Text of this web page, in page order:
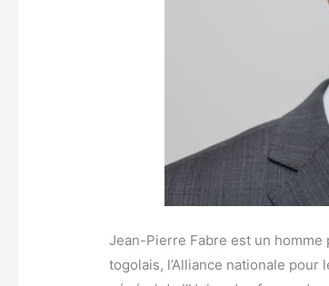
Jean-Pierre Fabre est un
togolais, l’Alliance nationale